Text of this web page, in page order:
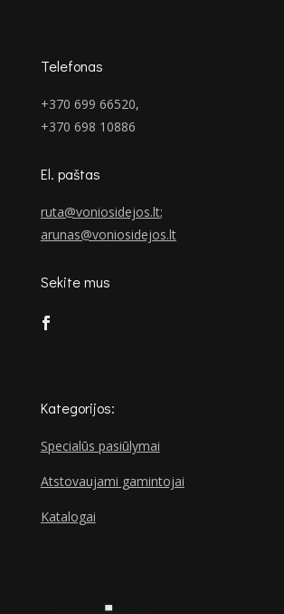
Telefonas
+370 699 66520,
+370 698 10886
El. paštas
ruta@voniosidejos.lt;
arunas@voniosidejos.lt
Sekite mus
Kategorijos:
Specialūs pasiūlymai
Atstovaujami gamintojai
Katalogai